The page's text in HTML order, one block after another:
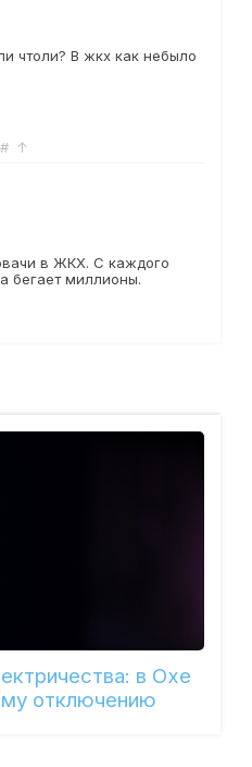
чтоли? В жкх как небыло
# ↑
в ЖКХ. С каждого
бегает миллионы.
в Охе
отключению